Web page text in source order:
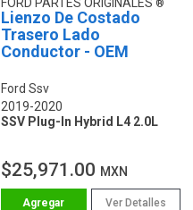
Lienzo De Costado
Trasero Lado
Conductor - OEM
Ford Ssv
2019-2020
SSV Plug-In Hybrid L4 2.0L
$25,971.00 MXN
Ver Detalles